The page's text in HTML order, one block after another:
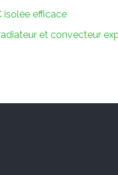
isolée efficace
et convecteur